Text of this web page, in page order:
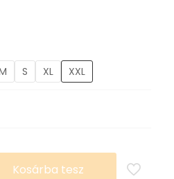
S XL XXL
Kosárba tesz